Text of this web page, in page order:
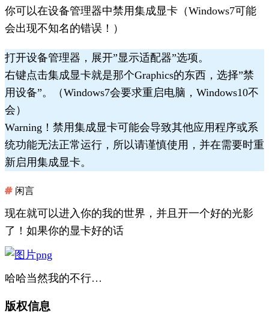
你可以在设备管理器中禁用集成显卡（Windows7可能
会出现不知名的错误！）
打开设备管理器，展开”显示适配器”选项。
右键点击集成显卡就是那个Graphics的东西，选择”禁
用设备”。（Windows7会要求重启电脑，Windows10不
会）
Warning！禁用集成显卡可能会导致其他应用程序或系
统功能无法正常运行，所以请谨慎使用，并在需要时重
新启用集成显卡。
闲言
现在就可以进入你的我的世界，并且开一个好的光影
了！如果你的显卡好的话
哈哈当然我的不行…
版权信息